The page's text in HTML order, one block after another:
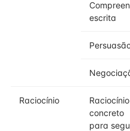
escrita
Raciocínio
Raciocínio
concreto
para